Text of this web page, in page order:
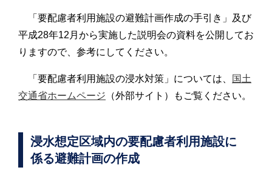
「要配慮者利用施設の避難計画作成の手引き」及び
平成28年12月から実施した説明会の資料を公開してお
りますので、参考にしてください。
「要配慮者利用施設の浸水対策」については、
国土
交通省ホームページ （外部サイト）もご覧ください。
浸水想定区域内の要配慮者利用施設に
係る避難計画の作成